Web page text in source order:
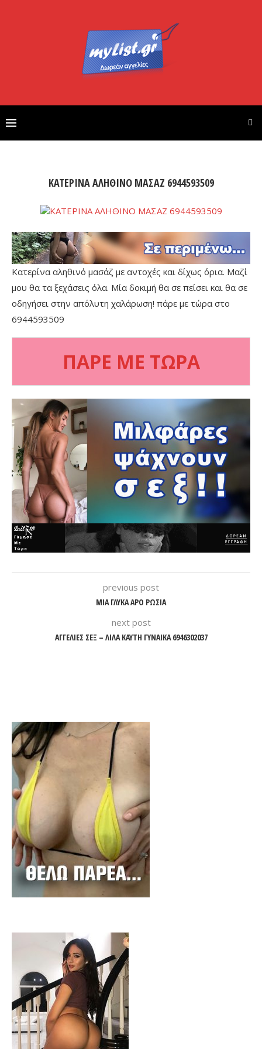
ΚΑΤΕΡΙΝΑ ΑΛΗΘΙΝΟ ΜΑΣΑΖ 6944593509
Κατερίνα αληθινό μασάζ με αντοχές και δίχως όρια. Μαζί
μου θα τα ξεχάσεις όλα. Μία δοκιμή θα σε πείσει και θα σε
οδηγήσει στην απόλυτη χαλάρωση! πάρε με τώρα στο
6944593509
ΠΑΡΕ ΜΕ ΤΩΡΑ
previous post
ΜΙΑ ΓΛΥΚΑ APO ΡΩΣΙΑ
next post
ΑΓΓΕΛΙΕΣ ΣΕΞ – ΛΙΛΑ ΚΑΥΤΗ ΓΥΝΑΙΚΑ 6946302037